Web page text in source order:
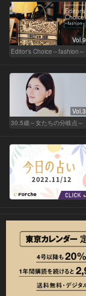
Vol.9
Editor's Choice～fashion～
Vol.3
30.5歳～女たちの分岐点～